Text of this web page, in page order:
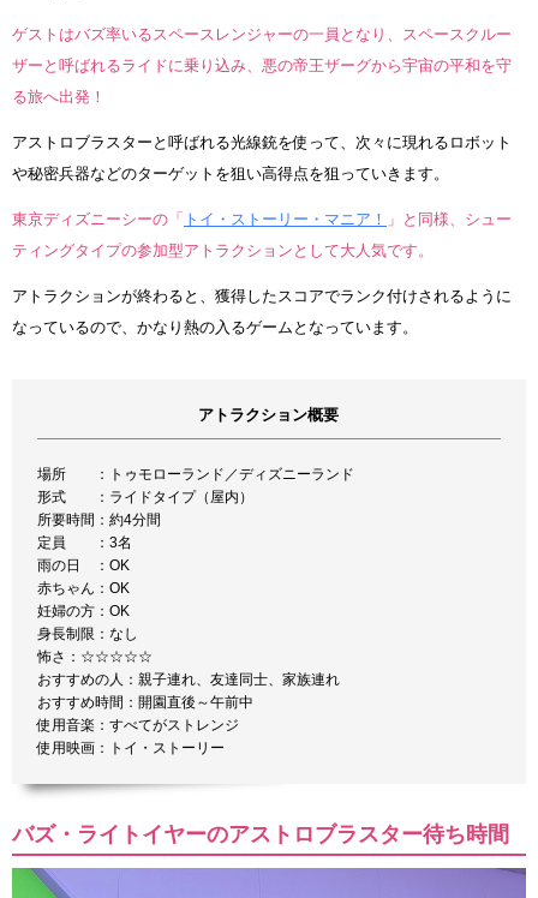
ゲストはバズ率いるスペースレンジャーの一員となり、スペースクルー
ザーと呼ばれるライドに乗り込み、悪の帝王ザーグから宇宙の平和を守
る旅へ出発！
アストロブラスターと呼ばれる光線銃を使って、次々に現れるロボット
や秘密兵器などのターゲットを狙い高得点を狙っていきます。
東京ディズニーシーの「 トイ・ストーリー・マニア！ 」と同様、シュー
ティングタイプの参加型アトラクションとして大人気です。
アトラクションが終わると、獲得したスコアでランク付けされるように
なっているので、かなり熱の入るゲームとなっています。
アトラクション概要
場所 ：トゥモローランド／ディズニーランド
形式 ：ライドタイプ（屋内）
所要時間：約4分間
定員 ：3名
雨の日 ：OK
赤ちゃん：OK
妊婦の方：OK
身長制限：なし
怖さ：☆☆☆☆☆
おすすめの人：親子連れ、友達同士、家族連れ
おすすめ時間：開園直後～午前中
使用音楽：すべてがストレンジ
使用映画：トイ・ストーリー
バズ・ライトイヤーのアストロブラスター待ち時間